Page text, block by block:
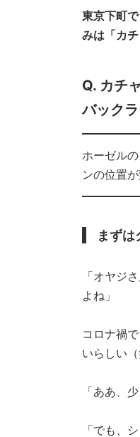
東京下町
みは「カチ
Q. カチ
バック
ホーゼル
ンの位置
まずは
「オヤジ
よね」
コロナ禍
いらしい（
「ああ、
「でも、